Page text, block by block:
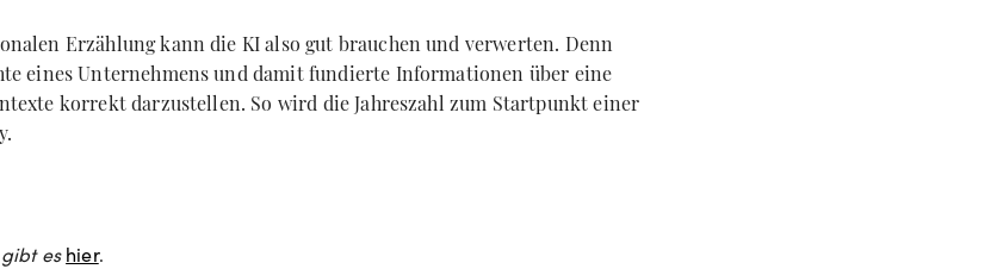
Erzählung kann die KI also gut brauchen und verwerten. Denn
eines Unternehmens und damit fundierte Informationen über eine
korrekt darzustellen. So wird die Jahreszahl zum Startpunkt einer
gibt es hier.